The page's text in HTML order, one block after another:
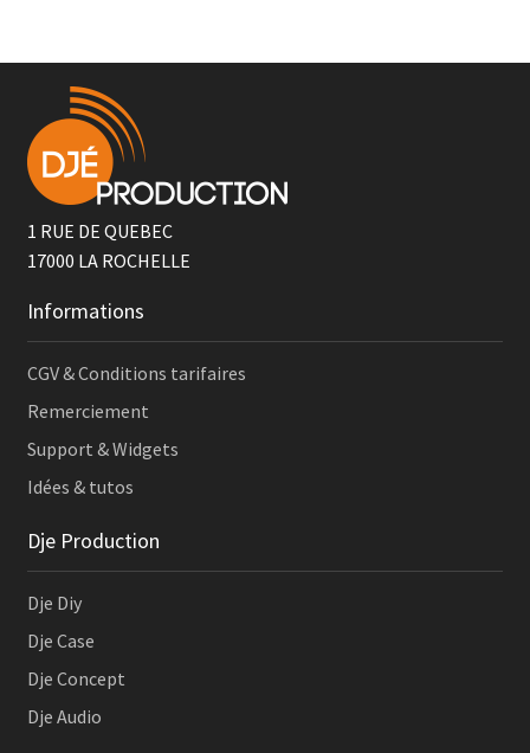
Cage rack 19 pouces
Accessoires rack 19 pouces
Glissières de rack & crémaillères
Ventilateurs pour flightcase
Traitement de surface & découpe
Hardware DIY enceinte
Ergonomie
Coins et pieds
Finitions enceintes DIY
1 RUE DE QUEBEC
17000 LA ROCHELLE
Informations
CGV & Conditions tarifaires
Remerciement
Support & Widgets
Idées & tutos
Dje Production
Dje Diy
Dje Case
Dje Concept
Dje Audio